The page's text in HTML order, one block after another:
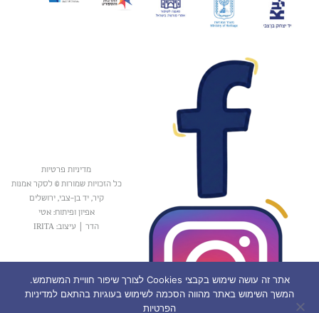
מדיניות פרטיות
כל הזכויות שמורות © לסקר אמנות
קיר, יד בן-צבי, ירושלים
אפיון ופיתוח: אטי
הדר
עיצוב: IRITA
אתר זה עושה שימוש בקבצי Cookies לצורך שיפור חוויית המשתמש.
המשך השימוש באתר מהווה הסכמה לשימוש בעוגיות בהתאם למדיניות
הפרטיות